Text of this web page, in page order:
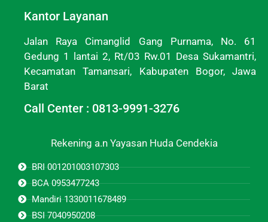
Kantor Layanan
Jalan Raya Cimanglid Gang Purnama, No. 61
Gedung 1 lantai 2, Rt/03 Rw.01 Desa Sukamantri,
Kecamatan Tamansari, Kabupaten Bogor, Jawa
Barat
Call Center : 0813-9991-3276
Rekening a.n Yayasan Huda Cendekia
BRI 001201003107303
BCA 0953477243
Mandiri 1330011678489
BSI 7040950208